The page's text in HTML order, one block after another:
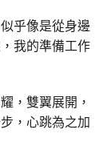
乎像是從身邊
我的準備工作
，雙翼展開，
，心跳為之加